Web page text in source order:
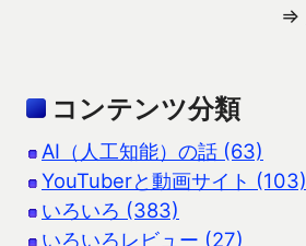
⇒
コンテンツ分類
AI（人工知能）の話 (63)
YouTuberと動画サイト (103)
いろいろ (383)
いろいろレビュー (27)